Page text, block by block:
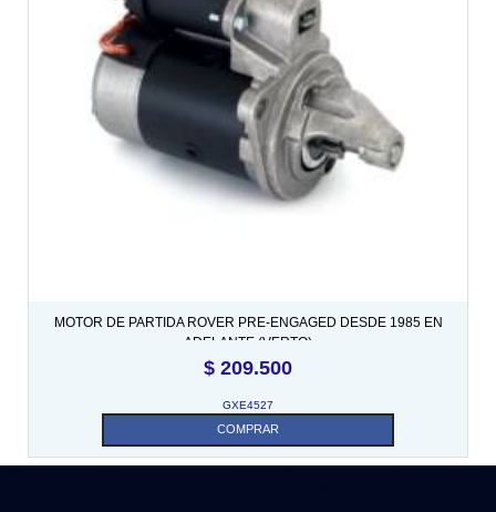
MOTOR DE PARTIDA ROVER PRE-ENGAGED DESDE 1985 EN
ADELANTE (VERTO)
$ 209.500
GXE4527
COMPRAR